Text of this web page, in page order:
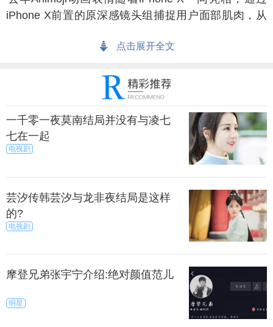
iPhone X前置的原深感镜头组捕捉用户面部肌肉，从
动画表情的硬件基础是iPhone X前置的原深感镜头
次小米8具备类似功能则暗示着这款手机具备3D
结构光组件，能够实现3D面部识别功能。
点击展开全文
一千零一夜莫南结局并没有与凌七
七在一起
电视剧
芸汐传韩芸汐与龙非夜结局是这样
的?
电视剧
摩登兄弟张宇宁介绍:绝对颜值范儿
明星